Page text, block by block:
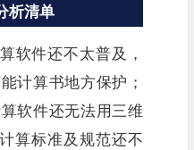
析清单
软件还不太普及，
计算书地方保护；
软件还无法用三维
算标准及规范还不